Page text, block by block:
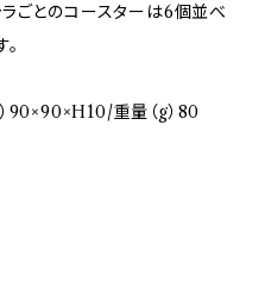
ラごとのコースターは6個並べ
90×90×H10/重量（g）80